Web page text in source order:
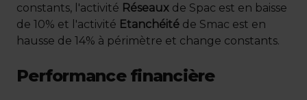
constants, l'activité Réseaux de Spac est en baisse
de 10% et l'activité Etanchéité de Smac est en
hausse de 14% à périmètre et change constants.
Performance financière